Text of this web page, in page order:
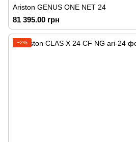
Ariston GENUS ONE NET 24
81 395.00 грн
−2%